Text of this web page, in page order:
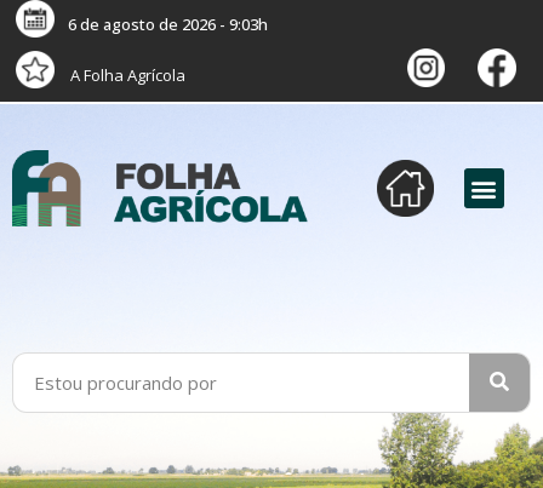
6 de agosto de 2026 - 9:03h
A Folha Agrícola